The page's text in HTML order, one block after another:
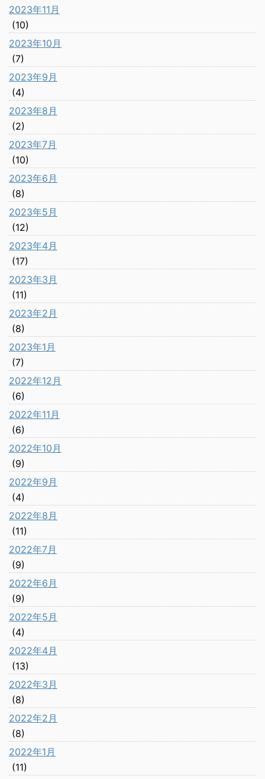
2023年11月
(10)
2023年10月
(7)
2023年9月
(4)
2023年8月
(2)
2023年7月
(10)
2023年6月
(8)
2023年5月
(12)
2023年4月
(17)
2023年3月
(11)
2023年2月
(8)
2023年1月
(7)
2022年12月
(6)
2022年11月
(6)
2022年10月
(9)
2022年9月
(4)
2022年8月
(11)
2022年7月
(9)
2022年6月
(9)
2022年5月
(4)
2022年4月
(13)
2022年3月
(8)
2022年2月
(8)
2022年1月
(11)